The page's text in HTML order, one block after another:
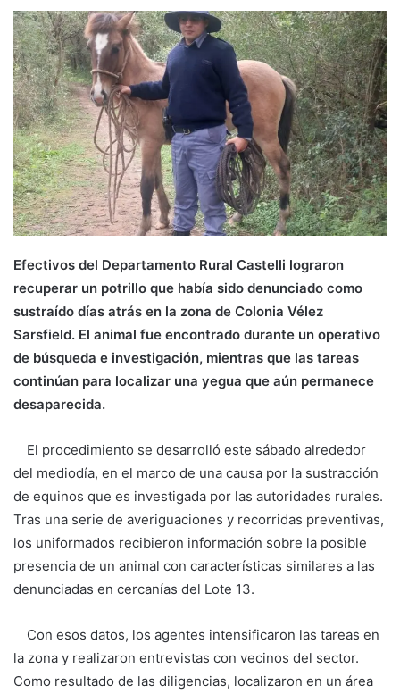
Efectivos del Departamento Rural Castelli lograron
recuperar un potrillo que había sido denunciado como
sustraído días atrás en la zona de Colonia Vélez
Sarsfield. El animal fue encontrado durante un operativo
de búsqueda e investigación, mientras que las tareas
continúan para localizar una yegua que aún permanece
desaparecida.
El procedimiento se desarrolló este sábado alrededor
del mediodía, en el marco de una causa por la sustracción
de equinos que es investigada por las autoridades rurales.
Tras una serie de averiguaciones y recorridas preventivas,
los uniformados recibieron información sobre la posible
presencia de un animal con características similares a las
denunciadas en cercanías del Lote 13.
Con esos datos, los agentes intensificaron las tareas en
la zona y realizaron entrevistas con vecinos del sector.
Como resultado de las diligencias, localizaron en un área